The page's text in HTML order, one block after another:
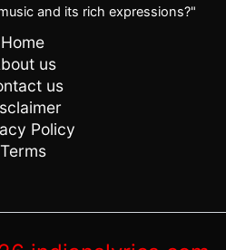
and its rich expressions?"
Home
us
us
Policy
Terms